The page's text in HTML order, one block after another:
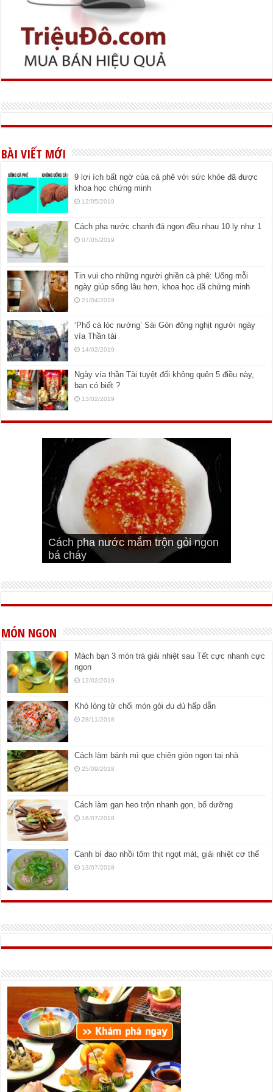
BÀI VIẾT MỚI
9 lợi ích bất ngờ của cà phê với sức khỏe đã được
khoa học chứng minh
12/05/2019
Cách pha nước chanh đá ngon đều nhau 10 ly như 1
07/05/2019
Tin vui cho những người ghiền cà phê: Uống mỗi
ngày giúp sống lâu hơn, khoa học đã chứng minh
21/04/2019
‘Phố cá lóc nướng’ Sài Gòn đông nghịt người ngày
vía Thần tài
14/02/2019
Ngày vía thần Tài tuyệt đối không quên 5 điều này,
bạn có biết ?
13/02/2019
Cách pha nước mắm trộn gỏi ngon
bá cháy
Bí quyết để chiên đậu hũ giòn ngon
Cách ướp sườn non nướng ngon
đúng vị
Cách ướp thịt heo chiên ngon mềm
Bật mí cách ướp sườn cơm tấm
ngon
MÓN NGON
Mách bạn 3 món trà giải nhiệt sau Tết cực nhanh cực
ngon
12/02/2019
Khó lòng từ chối món gỏi đu đủ hấp dẫn
28/11/2018
Cách làm bánh mì que chiên giòn ngon tại nhà
25/09/2018
Cách làm gan heo trộn nhanh gọn, bổ dưỡng
16/07/2018
Canh bí đao nhồi tôm thịt ngọt mát, giải nhiệt cơ thể
13/07/2018